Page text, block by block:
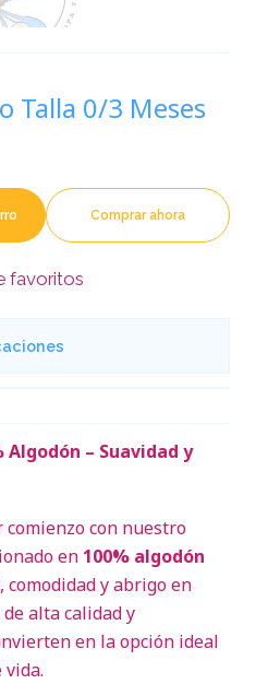
Talla 0/3 Meses
Comprar ahora
favoritos
Algodón – Suavidad y
con nuestro
en 100% algodón
y abrigo en
alta calidad y
en la opción ideal